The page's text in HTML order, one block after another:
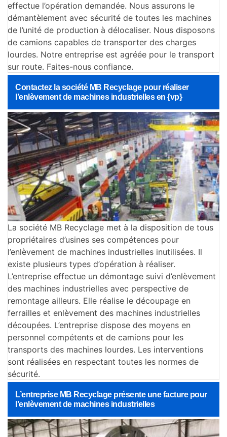
effectue l’opération demandée. Nous assurons le
démantèlement avec sécurité de toutes les machines
de l’unité de production à délocaliser. Nous disposons
de camions capables de transporter des charges
lourdes. Notre entreprise est agréée pour le transport
sur route. Faites-nous confiance.
Contactez la société MB Recyclage pour réaliser
l’enlèvement de machines industrielles en {vp}
La société MB Recyclage met à la disposition de tous
propriétaires d’usines ses compétences pour
l’enlèvement de machines industrielles inutilisées. Il
existe plusieurs types d’opération à réaliser.
L’entreprise effectue un démontage suivi d’enlèvement
des machines industrielles avec perspective de
remontage ailleurs. Elle réalise le découpage en
ferrailles et enlèvement des machines industrielles
découpées. L’entreprise dispose des moyens en
personnel compétents et de camions pour les
transports des machines lourdes. Les interventions
sont réalisées en respectant toutes les normes de
sécurité.
L’entreprise MB Recyclage présente une facture pour
l’enlèvement de machines industrielles